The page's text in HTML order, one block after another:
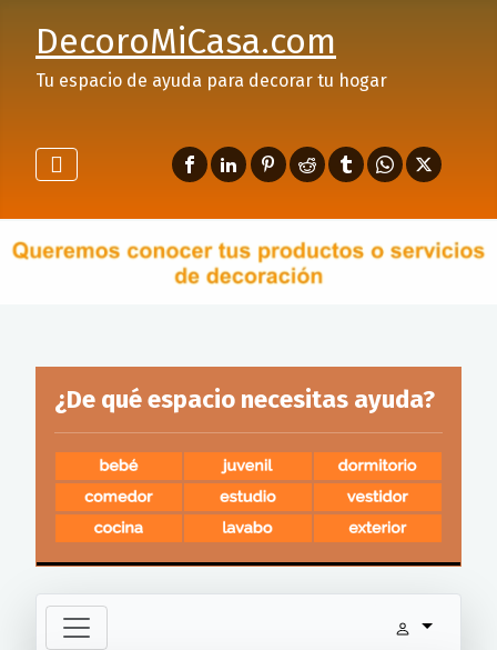
DecoroMiCasa.com
Tu espacio de ayuda para decorar tu hogar
¿De qué espacio necesitas ayuda?